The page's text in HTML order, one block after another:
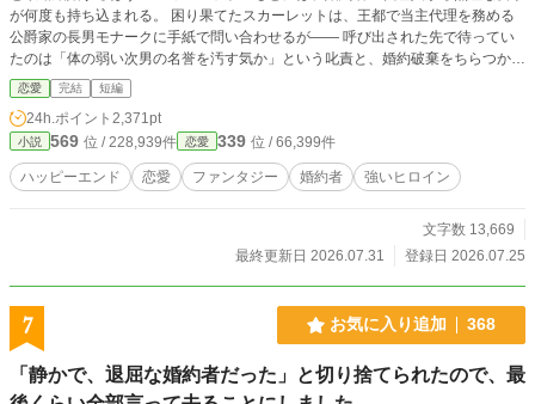
が何度も持ち込まれる。 困り果てたスカーレットは、王都で当主代理を務める
公爵家の長男モナークに手紙で問い合わせるが―― 呼び出された先で待ってい
たのは「体の弱い次男の名誉を汚す気か」という叱責と、婚約破棄をちらつかせ
る冷たい態度だった。
恋愛 完結 短編
24h.ポイント 2,371pt
小説 569 位 / 228,939件 恋愛 339 位 / 66,399件
ハッピーエンド 恋愛 ファンタジー 婚約者 強いヒロイン
文字数 13,669
最終更新日 2026.07.31
登録日 2026.07.25
7 お気に入り追加 368
「静かで、退屈な婚約者だった」と切り捨てられたので、最